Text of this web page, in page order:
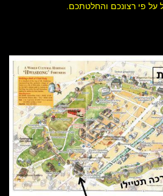
פי רצונכם והחלטתכם.